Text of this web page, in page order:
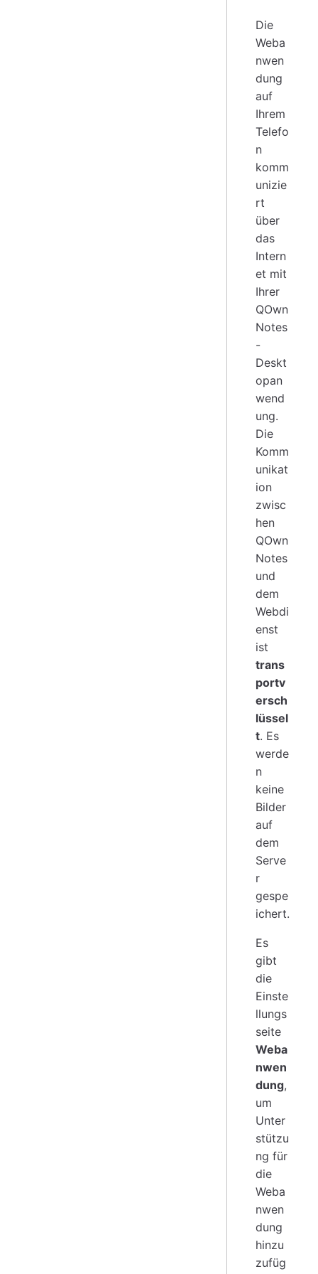
Die
Weba
nwen
dung
auf
Ihrem
Telefo
n
komm
unizie
rt
über
das
Intern
et mit
Ihrer
QOwn
Notes
-
Deskt
opan
wend
ung.
Die
Komm
unikat
ion
zwisc
hen
QOwn
Notes
und
dem
Webdi
enst
ist
trans
portv
ersch
lüssel
t. Es
werde
n
keine
Bilder
auf
dem
Serve
r
gespe
ichert.
Es
gibt
die
Einste
llungs
seite
Weba
nwen
dung,
um
Unter
stützu
ng für
die
Weba
nwen
dung
hinzu
zufüg